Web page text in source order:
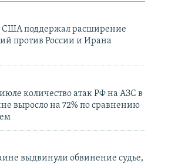
США поддержал расширение
против России и Ирана
количество атак РФ на АЗС в
выросло на 72% по сравнению
выдвинули обвинение судье,